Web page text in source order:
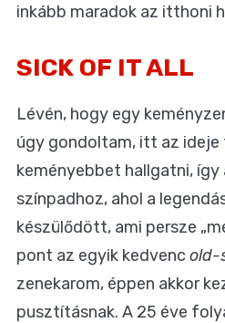
inkább maradok az itthoni
SICK OF IT ALL
Lévén, hogy egy
úgy gondoltam, itt az ideje
keményebbet hallgatni,
színpadhoz, ahol a
készülődött, ami persze
pont az egyik kedvenc old-
zenekarom, éppen akkor
pusztításnak. A 25 éve